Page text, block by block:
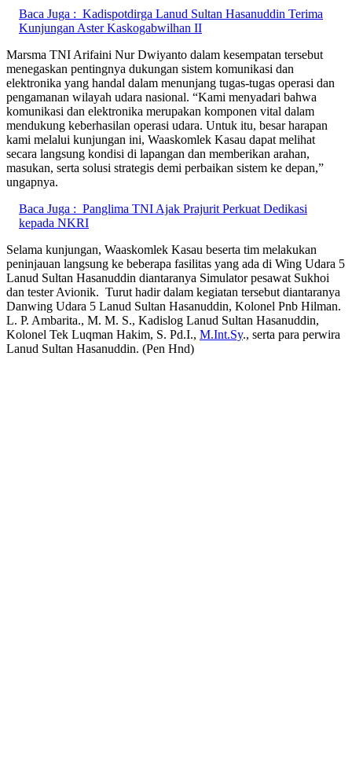
Baca Juga : Kadispotdirga Lanud Sultan Hasanuddin Terima
Kunjungan Aster Kaskogabwilhan II
Marsma TNI Arifaini Nur Dwiyanto dalam kesempatan tersebut
menegaskan pentingnya dukungan sistem komunikasi dan
elektronika yang handal dalam menunjang tugas-tugas operasi dan
pengamanan wilayah udara nasional. “Kami menyadari bahwa
komunikasi dan elektronika merupakan komponen vital dalam
mendukung keberhasilan operasi udara. Untuk itu, besar harapan
kami melalui kunjungan ini, Waaskomlek Kasau dapat melihat
secara langsung kondisi di lapangan dan memberikan arahan,
masukan, serta solusi strategis demi perbaikan sistem ke depan,”
ungapnya.
Baca Juga : Panglima TNI Ajak Prajurit Perkuat Dedikasi
kepada NKRI
Selama kunjungan, Waaskomlek Kasau beserta tim melakukan
peninjauan langsung ke beberapa fasilitas yang ada di Wing Udara 5
Lanud Sultan Hasanuddin diantaranya Simulator pesawat Sukhoi
dan tester Avionik. Turut hadir dalam kegiatan tersebut diantaranya
Danwing Udara 5 Lanud Sultan Hasanuddin, Kolonel Pnb Hilman.
L. P. Ambarita., M. M. S., Kadislog Lanud Sultan Hasanuddin,
Kolonel Tek Luqman Hakim, S. Pd.I., M.Int.Sy., serta para perwira
Lanud Sultan Hasanuddin. (Pen Hnd)